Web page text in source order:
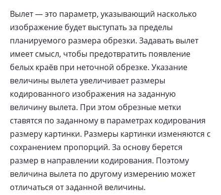
Вылет — это параметр, указывающий насколько
изображение будет выступать за пределы
планируемого размера обрезки. Задавать вылет
имеет смысл, чтобы предотвратить появление
белых краёв при неточной обрезке. Указание
величины вылета увеличивает размеры
кодированного изображения на заданную
величину вылета. При этом обрезные метки
ставятся по заданному в параметрах кодирования
размеру картинки. Размеры картинки изменяются с
сохранением пропорций. За основу берется
размер в направлении кодирования. Поэтому
величина вылета по другому измерению может
отличаться от заданной величины.